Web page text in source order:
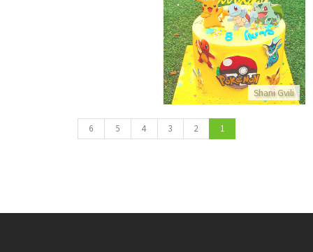
Shani Gvili
עוגת יום הולדת פוקימון ופיקאצו
התקשר/י
1
2
3
4
5
6